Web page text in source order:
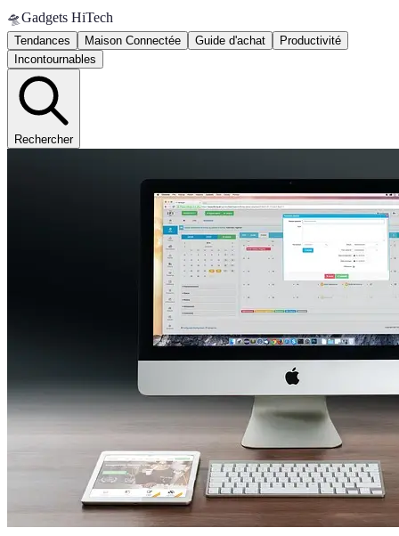
🛸Gadgets HiTech
Tendances Maison Connectée Guide d'achat
Productivité
Incontournables
Rechercher